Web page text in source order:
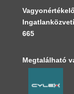
665
Megtalálható